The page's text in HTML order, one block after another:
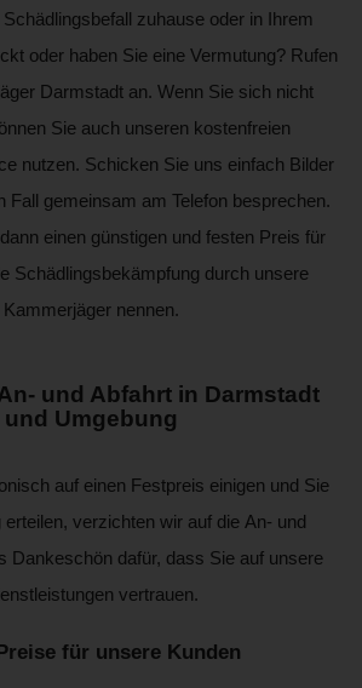
zuhause oder in Ihrem
oder haben Sie eine Vermutung? Rufen
Darmstadt an. Wenn Sie sich nicht
Sie auch unseren kostenfreien
nutzen. Schicken Sie uns einfach Bilder
Fall gemeinsam am Telefon besprechen.
einen günstigen und festen Preis für
Schädlingsbekämpfung durch unsere
Kammerjäger nennen.
und Abfahrt in Darmstadt
und Umgebung
auf einen Festpreis einigen und Sie
erteilen, verzichten wir auf die An- und
Dankeschön dafür, dass Sie auf unsere
vertrauen.
für unsere Kunden